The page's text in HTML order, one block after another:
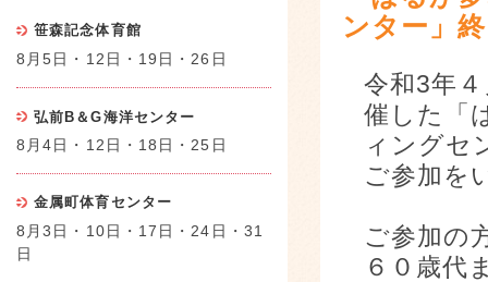
ンター」
令和3年
催した「
ィングセ
ご参加を
ご参加の
６０歳代
笹森記念体育館
8月5日・12日・19日・26日
弘前B＆G海洋センター
8月4日・12日・18日・25日
金属町体育センター
8月3日・10日・17日・24日・31
日